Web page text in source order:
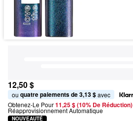
12,50 $
ou quatre paiements de 3,13 $ avec
Obtenez-Le Pour11,25 $ (10% De Réduction)
Réapprovisionnement Automatique
NOUVEAUTÉ